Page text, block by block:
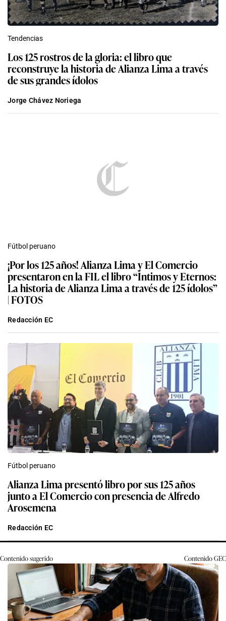
Tendencias
Los 125 rostros de la gloria: el libro que
reconstruye la historia de Alianza Lima a través
de sus grandes ídolos
Jorge Chávez Noriega
Fútbol peruano
¡Por los 125 años! Alianza Lima y El Comercio
presentaron en la FIL el libro “Íntimos y Eternos:
La historia de Alianza Lima a través de 125 ídolos”
| FOTOS
Redacción EC
Fútbol peruano
Alianza Lima presentó libro por sus 125 años
junto a El Comercio con presencia de Alfredo
Arosemena
Redacción EC
Contenido sugerido ContenidoGEC